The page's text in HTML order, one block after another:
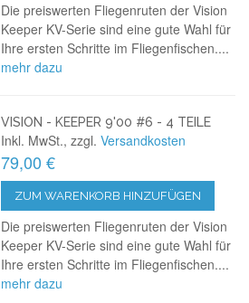
Die preiswerten Fliegenruten der Vision
Keeper KV-Serie sind eine gute Wahl für
Ihre ersten Schritte im Fliegenfischen....
mehr dazu
VISION - KEEPER 9'00 #6 - 4 TEILE
Inkl. MwSt., zzgl.Versandkosten
79,00 €
ZUM WARENKORB HINZUFÜGEN
Die preiswerten Fliegenruten der Vision
Keeper KV-Serie sind eine gute Wahl für
Ihre ersten Schritte im Fliegenfischen....
mehr dazu